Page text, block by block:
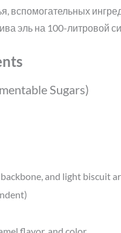
вспомогательных
эль на 100-литровой
Sugars)
and light biscuit